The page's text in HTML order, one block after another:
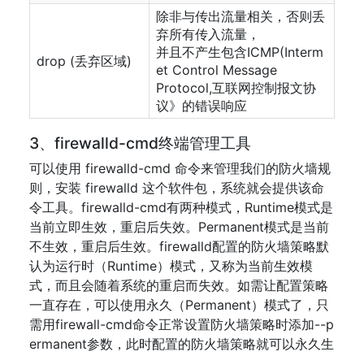
drop (丢弃区域)
除非与传出流量相关，否则丢
弃所有传入流量，
并且不产生包含ICMP(Interm
et Control Message
Protocol,互联网控制报文协
议》的错误响应
3、firewalld-cmd终端管理工具
可以使用 firewalld-cmd 命令来管理我们的防火墙规
则，安装 firewalld 这个软件包，系统就会提供该命
令工具。firewalld-cmd有两种模式，Runtime模式是
当前立即生效，重启后失效。Permanent模式是当前
不生效，重启后生效。firewalld配置的防火墙策略默
认为运行时（Runtime）模式，又称为当前生效模
式，而且会随着系统的重启而失效。如需让配置策略
一直存在，可以使用永久（Permanent）模式了，只
需用firewall-cmd命令正常设置防火墙策略时添加--p
ermanent参数，此时配置的防火墙策略就可以永久生